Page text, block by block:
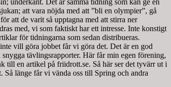
underkänt. Det är samma tidning som kan ge en
att vara nöjda med att ”bli en olympier”, gå
att de varit så upptagna med att stirra ner
med, vi som faktiskt har ett intresse. Inte konstigt
för tidningarna som sedan distribueras.
vill göra jobbet får vi göra det. Det är en god
tävlingsrapporter. Här får min egen förening,
till en artikel på friidrott.se. Så här ser det tyvärr ut i
Så länge får vi vända oss till Spring och andra